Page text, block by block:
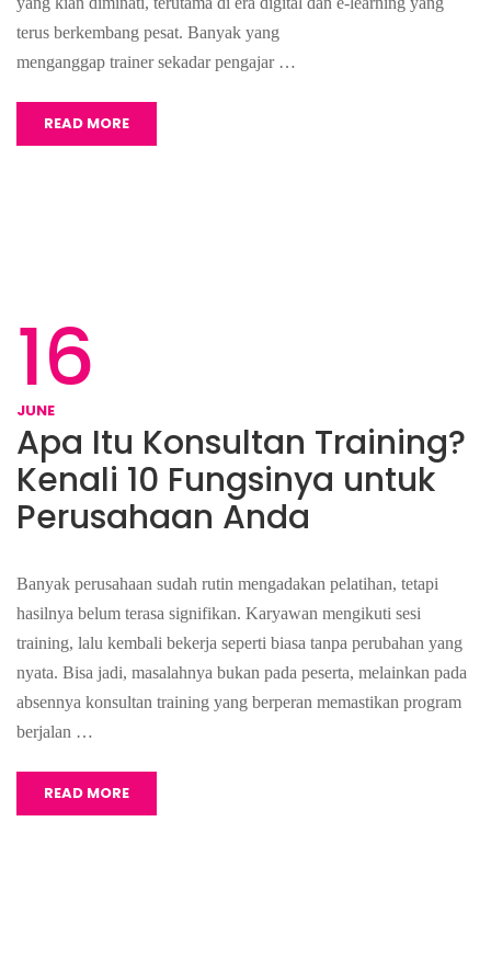
terus berkembang pesat. Banyak yang
menganggap trainer sekadar pengajar …
READ MORE
16
JUNE
Apa Itu Konsultan Training?
Kenali 10 Fungsinya untuk
Perusahaan Anda
Banyak perusahaan sudah rutin mengadakan pelatihan, tetapi
hasilnya belum terasa signifikan. Karyawan mengikuti sesi
training, lalu kembali bekerja seperti biasa tanpa perubahan yang
nyata. Bisa jadi, masalahnya bukan pada peserta, melainkan pada
absennya konsultan training yang berperan memastikan program
berjalan …
READ MORE